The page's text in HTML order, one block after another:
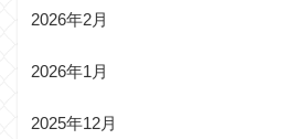
2026年2月
2026年1月
2025年12月